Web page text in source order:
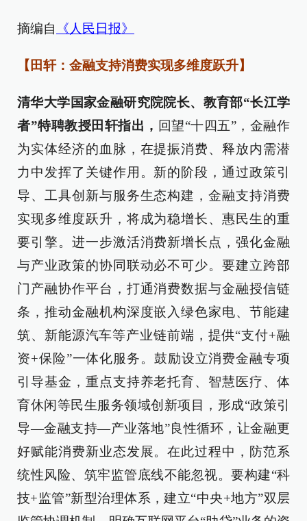
摘编自 《人民日报》
【田轩：金融支持消费实现多维度跃升】
清华大学国家金融研究院院长、教育部“长江学
者”特聘教授田轩指出， 回望“十四五”，金融作
为实体经济的血脉，在提振消费、释放内需潜
力中发挥了关键作用。新的阶段，通过政策引
导、工具创新与服务生态构建，金融支持消费
实现多维度跃升，将成为稳增长、惠民生的重
要引擎。进一步激活消费新增长点，强化金融
与产业政策的协同联动必不可少。要建立跨部
门产融协作平台，打通消费数据与金融授信链
条，推动金融机构深度嵌入绿色家电、节能建
筑、新能源汽车等产业链前端，提供“支付+融
资+保险”一体化服务。鼓励设立消费金融专项
引导基金，重点支持养老托育、智慧医疗、体
育休闲等民生服务领域创新项目，形成“政策引
导—金融支持—产业落地”良性循环，让金融更
好赋能消费新业态发展。在此过程中，防范系
统性风险、筑牢监管底线不能忽视。要构建“科
技+监管”新型治理体系，建立“中央+地方”双层